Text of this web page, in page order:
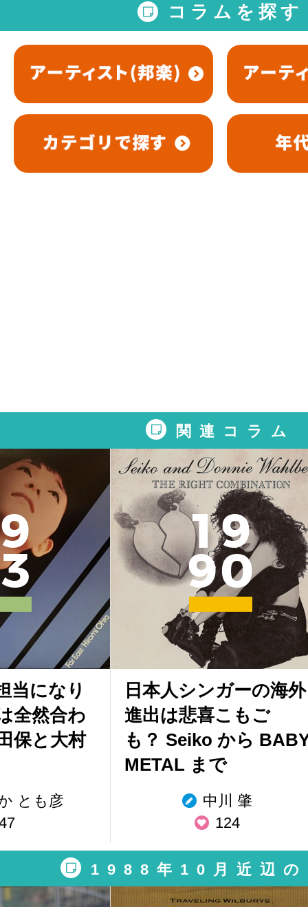
コラムを探す
関連コラム
9
3
当になり
全然合わ
保と大村
とも彦
19
90
日本人シンガーの海外
進出は悲喜こもご
も？ Seiko から
METAL まで
中川 肇
124
1988年10月近辺の